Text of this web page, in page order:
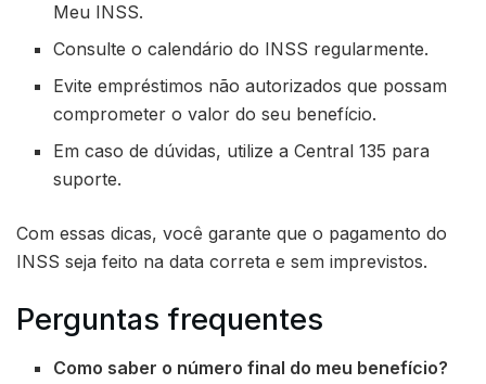
Meu INSS.
Consulte o calendário do INSS regularmente.
Evite empréstimos não autorizados que possam
comprometer o valor do seu benefício.
Em caso de dúvidas, utilize a Central 135 para
suporte.
Com essas dicas, você garante que o pagamento do
INSS seja feito na data correta e sem imprevistos.
Perguntas frequentes
Como saber o número final do meu benefício?